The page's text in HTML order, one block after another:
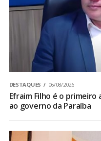
DESTAQUES 06/08/2026
Efraim Filho é o
ao governo da Paraíba